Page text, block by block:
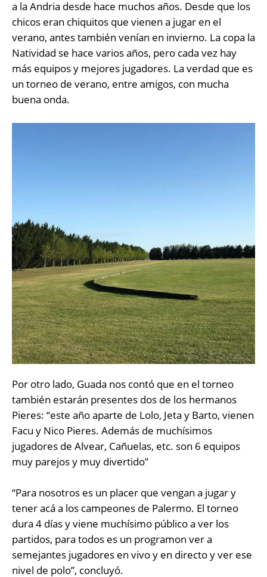
a la Andria desde hace muchos años. Desde que los
chicos eran chiquitos que vienen a jugar en el
verano, antes también venían en invierno. La copa la
Natividad se hace varios años, pero cada vez hay
más equipos y mejores jugadores. La verdad que es
un torneo de verano, entre amigos, con mucha
buena onda.
Por otro lado, Guada nos contó que en el torneo
también estarán presentes dos de los hermanos
Pieres: “este año aparte de Lolo, Jeta y Barto, vienen
Facu y Nico Pieres. Además de muchísimos
jugadores de Alvear, Cañuelas, etc. son 6 equipos
muy parejos y muy divertido”
“Para nosotros es un placer que vengan a jugar y
tener acá a los campeones de Palermo. El torneo
dura 4 días y viene muchísimo público a ver los
partidos, para todos es un programon ver a
semejantes jugadores en vivo y en directo y ver ese
nivel de polo”, concluyó.